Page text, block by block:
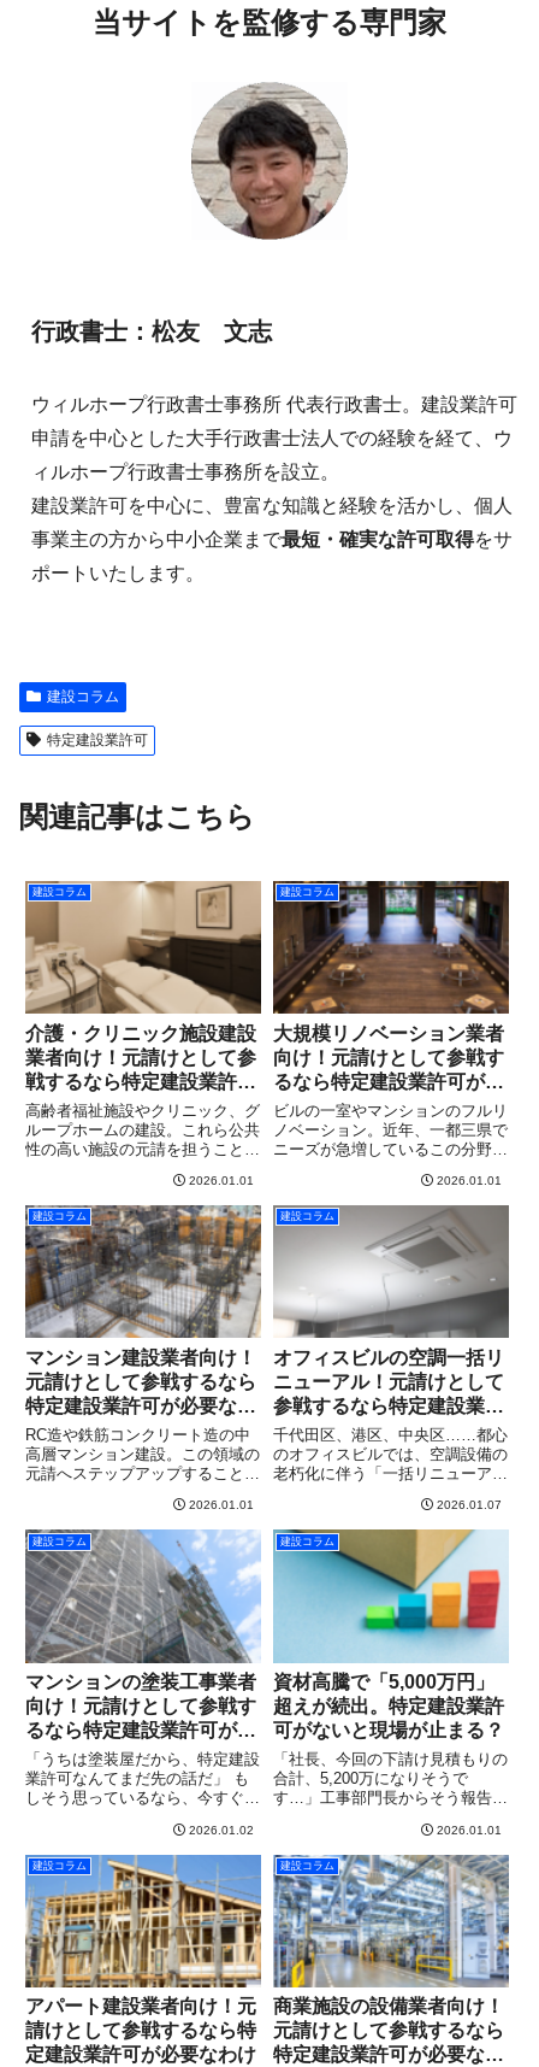
当サイトを監修する専門家
行政書士：松友 文志
ウィルホープ行政書士事務所 代表行政書士。建設業許可
申請を中心とした大手行政書士法人での経験を経て、ウ
ィルホープ行政書士事務所を設立。
建設業許可を中心に、豊富な知識と経験を活かし、個人
事業主の方から中小企業まで最短・確実な許可取得をサ
ポートいたします。
建設コラム
特定建設業許可
関連記事はこちら
建設コラム
介護・クリニック施設建設
業者向け！元請けとして参
戦するなら特定建設業許可
が必要なわけ
高齢者福祉施設やクリニック、グ
ループホームの建設。これら公共
性の高い施設の元請を担うこと
上ないブランドになります。しか
し、医療・福祉建築の世界に本格
参入する際、最大の障壁となるの
が「特定建設業許可」の有無で
す。...
2026.01.01
建設コラム
大規模リノベーション業者
向け！元請けとして参戦す
るなら特定建設業許可が必
要なわけ
ビルの一室やマンションのフルリ
ノベーション。近年、一都三県で
ニーズが急増しているこの分野で
工事として請け負う場合、避けて
通れないのが下請代金5,000万円
（税込）の壁です。内装工事など
の専門工事において下請けに...
2026.01.01
建設コラム
マンション建設業者向け！
元請けとして参戦するなら
特定建設業許可が必要なわ
け
RC造や鉄筋コンクリート造の中
高層マンション建設。この領域の
元請へステップアップすること
目指すことを意味します。しか
し、マンション建設において最大
の障壁となるのが、下請代金の制
限、すなわち「特定建設業許可」
の壁...
2026.01.01
建設コラム
オフィスビルの空調一括リ
ニューアル！元請けとして
参戦するなら特定建設業許
可が必要なわけ
千代田区、港区、中央区……都心
のオフィスビルでは、空調設備の
老朽化に伴う「一括リニューア
れまでは大手ゼネコンやサブコン
が元請として入っていましたが、
今のオーナー（不動産会社や管理
会社）の本音は「技術力がある設
2026.01.07
建設コラム
マンションの塗装工事業者
向け！元請けとして参戦す
るなら特定建設業許可が必
要なわけ
「うちは塗装屋だから、特定建設
業許可なんてまだ先の話だ」 も
しそう思っているなら、今すぐそ
れません。今、マンション修繕の
現場では、資材の高騰、足場代の
跳ね上がり、そして人手不足によ
る外注費の上昇。これらによっ
て...
2026.01.02
建設コラム
資材高騰で「5,000万円」
超えが続出。特定建設業許
可がないと現場が止まる？
「社長、今回の下請け見積もりの
合計、5,200万になりそうで
す…」工事部門長からそう報告を
をしたことはありませんか？今、
建設業界を襲っている資材高騰と
人件費の爆騰。 これまで「一般
建設業許可」で十分に回せてい
た...
2026.01.01
建設コラム
アパート建設業者向け！元
請けとして参戦するなら特
定建設業許可が必要なわけ
建設コラム
商業施設の設備業者向け！
元請けとして参戦するなら
特定建設業許可が必要なわ